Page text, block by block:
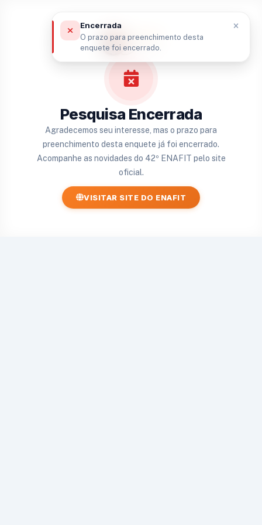
Encerrada
O prazo para preenchimento desta
enquete foi encerrado.
Pesquisa Encerrada
Agradecemos seu interesse, mas o prazo para
preenchimento desta enquete já foi encerrado.
Acompanhe as novidades do 42º ENAFIT pelo site
oficial.
VISITAR SITE DO ENAFIT